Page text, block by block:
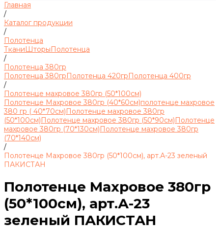
Главная
/
Каталог продукции
/
Полотенца
ТканиШторыПолотенца
/
Полотенца 380гр
Полотенца 380грПолотенца 420грПолотенца 400гр
/
Полотенце махровое 380гр (50*100см)
Полотенце Махровое 380гр (40*60см)полотенце махровое
380 гр ( 40*70см)Полотенце махровое 380гр
(50*100см)Полотенце махровое 380гр (50*90см)Полотенце
махровое 380гр (70*130см)Полотенце махровое 380гр
(70*140см)
/
Полотенце Махровое 380гр (50*100см), арт.А-23 зеленый
ПАКИСТАН
Полотенце Махровое 380гр
(50*100см), арт.А-23
зеленый ПАКИСТАН